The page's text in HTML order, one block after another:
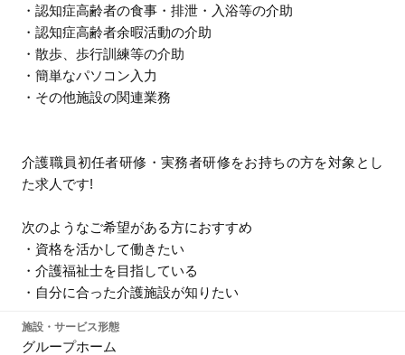
・認知症高齢者の食事・排泄・入浴等の介助
・認知症高齢者余暇活動の介助
・散歩、歩行訓練等の介助
・簡単なパソコン入力
・その他施設の関連業務
介護職員初任者研修・実務者研修をお持ちの方を対象とし
た求人です!
次のようなご希望がある方におすすめ
・資格を活かして働きたい
・介護福祉士を目指している
・自分に合った介護施設が知りたい
施設・サービス形態
グループホーム